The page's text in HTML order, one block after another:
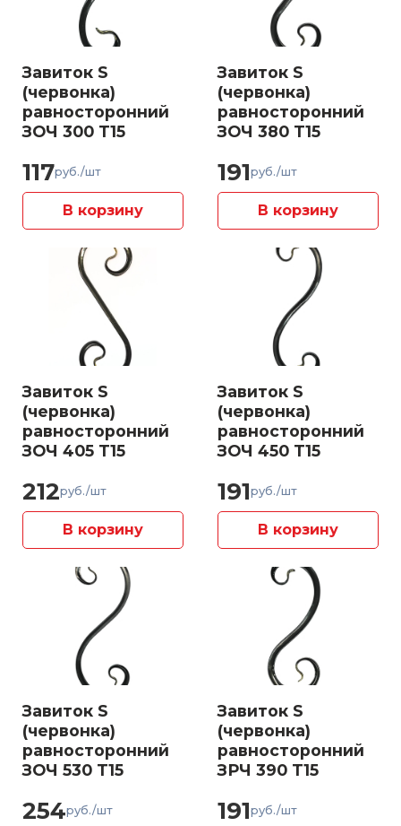
Завиток S
(червонка)
равносторонний
ЗОЧ 300 Т15
117руб./шт
В корзину
Завиток S
(червонка)
равносторонний
ЗОЧ 380 Т15
191руб./шт
В корзину
Завиток S
(червонка)
равносторонний
ЗОЧ 405 Т15
212руб./шт
В корзину
Завиток S
(червонка)
равносторонний
ЗОЧ 450 Т15
191руб./шт
В корзину
Завиток S
(червонка)
равносторонний
ЗОЧ 530 Т15
254руб./шт
Завиток S
(червонка)
равносторонний
ЗРЧ 390 Т15
191руб./шт